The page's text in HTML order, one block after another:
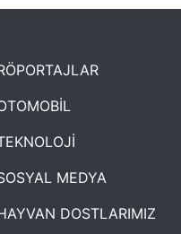
MEDYA
DOSTLARIMIZ